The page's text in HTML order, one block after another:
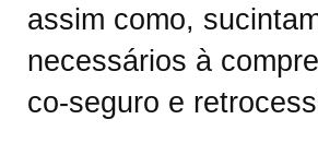
assim como,
necessários à
co-seguro e